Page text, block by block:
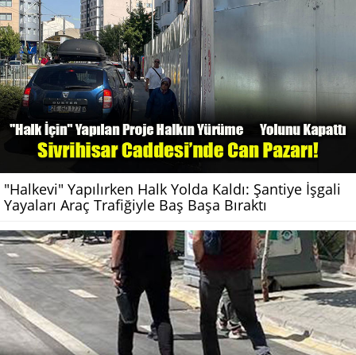
"Halkevi" Yapılırken Halk Yolda Kaldı: Şantiye İşgali
Yayaları Araç Trafiğiyle Baş Başa Bıraktı